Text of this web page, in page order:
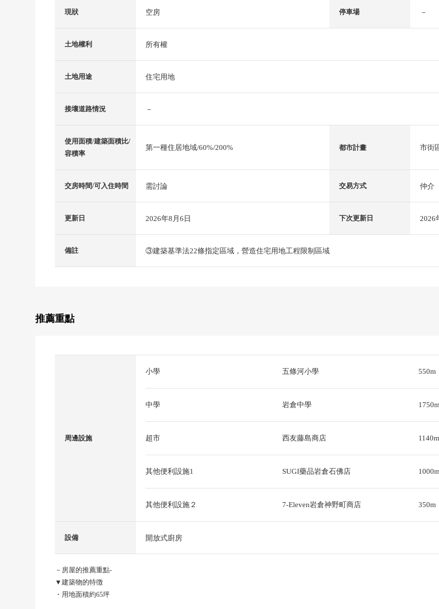
現狀 空房 停車場 －
土地權利 所有權
土地用途 住宅用地
接壤道路情況 －
使用面積/建築面積比/
容積率
第一種住居地域/60%/200% 都市計畫 市街
交房時間/可入住時間 需討論 交易方式 仲介
更新日 2026年8月6日 下次更新日 2026
備註 ③建築基準法22條指定區域，營造住宅用地工程限制區域
推薦重點
周邊設施
小學 五條河小學 550m
中學 岩倉中學 1750m
超市 西友藤島商店 1140m
其他便利設施1 SUGI藥品岩倉石佛店 1000m
其他便利設施２ 7-Eleven岩倉神野町商店 350m
設備 開放式廚房
－房屋的推薦重點-
▼建築物的特徴
・用地面積約65坪